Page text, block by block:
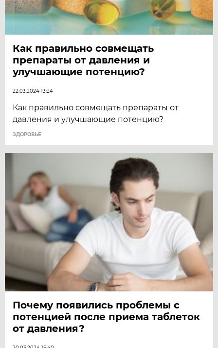
Как правильно совмещать
препараты от давления и
улучшающие потенцию?
22.03.2024 13:24
Как правильно совмещать препараты от
давления и улучшающие потенцию?
ЗДОРОВЬЕ
Почему появились проблемы с
потенцией после приема таблеток
от давления?